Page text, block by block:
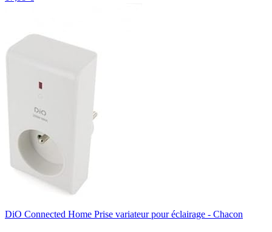
DiO Connected Home Prise variateur pour éclairage - Chacon